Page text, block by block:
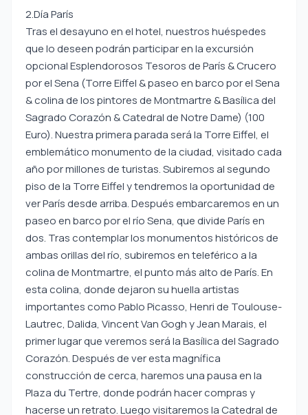
2.Día París
Tras el desayuno en el hotel, nuestros huéspedes
que lo deseen podrán participar en la excursión
opcional Esplendorosos Tesoros de París & Crucero
por el Sena (Torre Eiffel & paseo en barco por el Sena
& colina de los pintores de Montmartre & Basílica del
Sagrado Corazón & Catedral de Notre Dame) (100
Euro). Nuestra primera parada será la Torre Eiffel, el
emblemático monumento de la ciudad, visitado cada
año por millones de turistas. Subiremos al segundo
piso de la Torre Eiffel y tendremos la oportunidad de
ver París desde arriba. Después embarcaremos en un
paseo en barco por el río Sena, que divide París en
dos. Tras contemplar los monumentos históricos de
ambas orillas del río, subiremos en teleférico a la
colina de Montmartre, el punto más alto de París. En
esta colina, donde dejaron su huella artistas
importantes como Pablo Picasso, Henri de Toulouse-
Lautrec, Dalida, Vincent Van Gogh y Jean Marais, el
primer lugar que veremos será la Basílica del Sagrado
Corazón. Después de ver esta magnífica
construcción de cerca, haremos una pausa en la
Plaza du Tertre, donde podrán hacer compras y
hacerse un retrato. Luego visitaremos la Catedral de